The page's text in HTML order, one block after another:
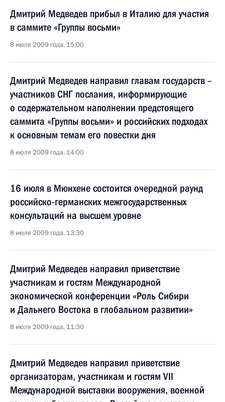
Дмитрий Медведев прибыл в Италию для участия
в саммите «Группы восьми»
8 июля 2009 года, 15:00
Дмитрий Медведев направил главам государств –
участников СНГ послания, информирующие
о содержательном наполнении предстоящего
саммита «Группы восьми» и российских подходах
к основным темам его повестки дня
8 июля 2009 года, 14:00
16 июля в Мюнхене состоится очередной раунд
российско-германских межгосударственных
консультаций на высшем уровне
8 июля 2009 года, 13:30
Дмитрий Медведев направил приветствие
участникам и гостям Международной
экономической конференции «Роль Сибири
и Дальнего Востока в глобальном развитии»
8 июля 2009 года, 11:30
Дмитрий Медведев направил приветствие
организаторам, участникам и гостям VII
Международной выставки вооружения, военной